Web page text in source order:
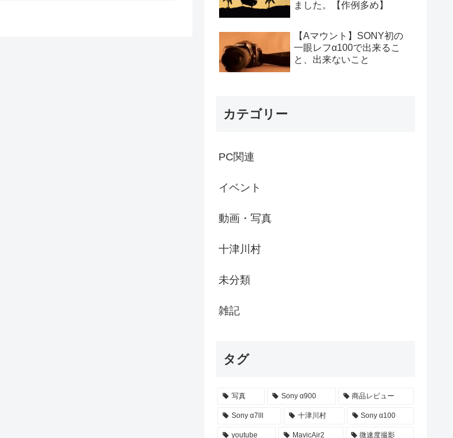
ました。【作例多め】
【Aマウント】SONY初の
一眼レフα100で出来るこ
と、出来ないこと
カテゴリー
PC関連
イベント
動画・写真
十津川村
未分類
雑記
タグ
写真 Sony α900 商品レビュー
Sony α7lll 十津川村 Sony α100
youtube MavicAir2 微速度撮影